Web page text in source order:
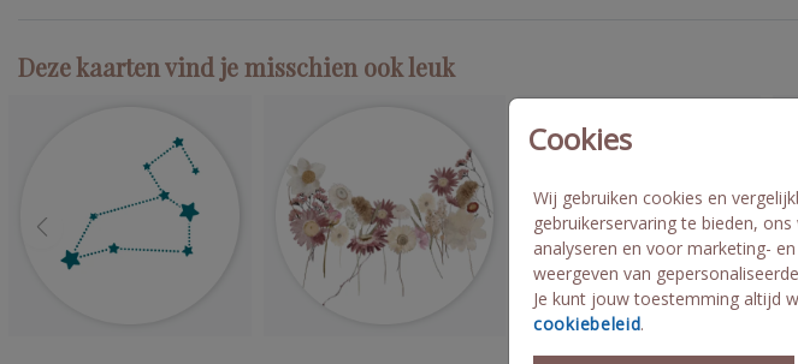
Cookies
Wij gebruiken cookies en
gebruikerservaring te bieden,
analyseren en voor marketing-
weergeven van
Je kunt jouw toestemming altijd
cookiebeleid.
Deze kaarten vind je misschien ook leuk